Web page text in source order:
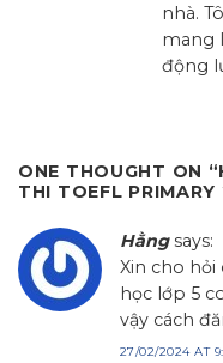
nhà.
mang
động
ONE THOUGHT ON “
THI TOEFL
Hằng says:
Xin cho hỏi
học lớp 5
vậy cách
27/02/2024 AT